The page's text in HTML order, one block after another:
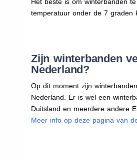
temperatuur onder de 7 graden
Zijn winterbanden
Nederland?
Op dit moment zijn
Nederland. Er is wel een
Duitsland en meerdere andere
Meer info op deze pagina van